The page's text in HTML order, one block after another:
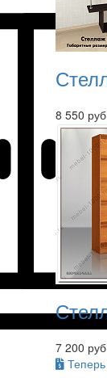
8 550 руб
7 200 руб
Теперь